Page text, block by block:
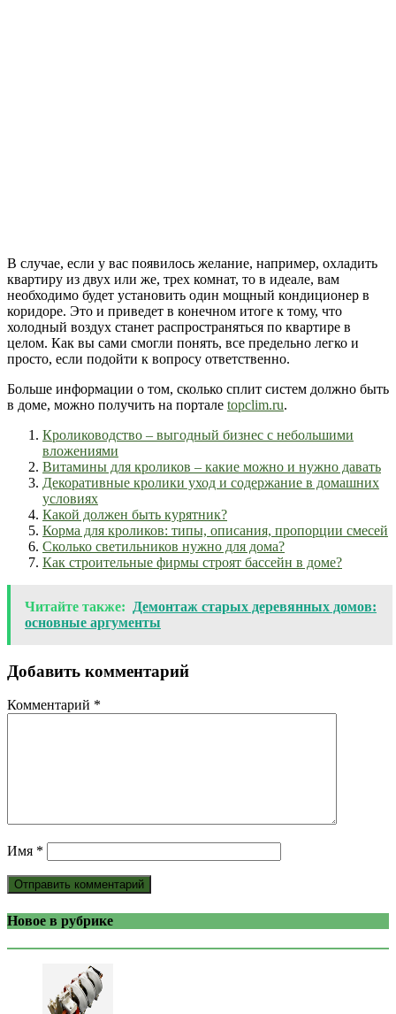
В случае, если у вас появилось желание, например, охладить
квартиру из двух или же, трех комнат, то в идеале, вам
необходимо будет установить один мощный кондиционер в
коридоре. Это и приведет в конечном итоге к тому, что
холодный воздух станет распространяться по квартире в
целом. Как вы сами смогли понять, все предельно легко и
просто, если подойти к вопросу ответственно.
Больше информации о том, сколько сплит систем должно быть
в доме, можно получить на портале topclim.ru.
Кролиководство – выгодный бизнес с небольшими
вложениями
Витамины для кроликов – какие можно и нужно давать
Декоративные кролики уход и содержание в домашних
условиях
Какой должен быть курятник?
Корма для кроликов: типы, описания, пропорции смесей
Сколько светильников нужно для дома?
Как строительные фирмы строят бассейн в доме?
Читайте также:
Демонтаж старых деревянных домов:
основные аргументы
Добавить комментарий
Комментарий *
Имя *
Новое в рубрике